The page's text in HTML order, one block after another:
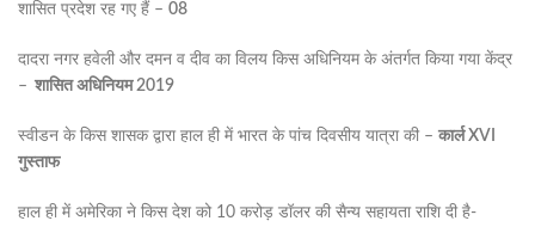
शासित प्रदेश रह गए हैं – 08
दादरा नगर हवेली और दमन व दीव का विलय किस अधिनियम के अंतर्गत किया गया केंद्र
– शासित अधिनियम 2019
स्वीडन के किस शासक द्वारा हाल ही में भारत के पांच दिवसीय यात्रा की – कार्ल XVI
गुस्ताफ
हाल ही में अमेरिका ने किस देश को 10 करोड़ डॉलर की सैन्य सहायता राशि दी है-